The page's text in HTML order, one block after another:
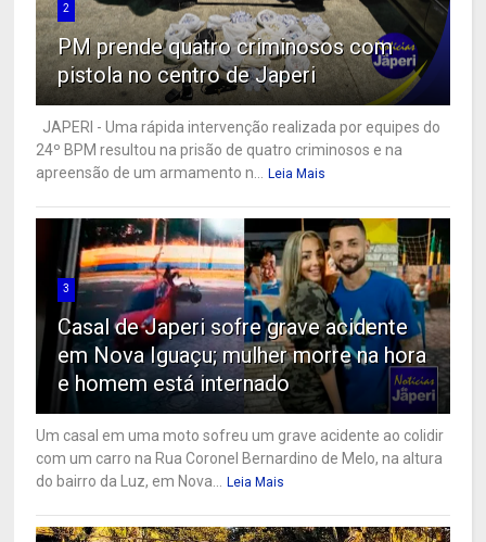
2
PM prende quatro criminosos com
pistola no centro de Japeri
JAPERI - Uma rápida intervenção realizada por equipes do
24º BPM resultou na prisão de quatro criminosos e na
apreensão de um armamento n...
Leia Mais
3
Casal de Japeri sofre grave acidente
em Nova Iguaçu; mulher morre na hora
e homem está internado
Um casal em uma moto sofreu um grave acidente ao colidir
com um carro na Rua Coronel Bernardino de Melo, na altura
do bairro da Luz, em Nova...
Leia Mais